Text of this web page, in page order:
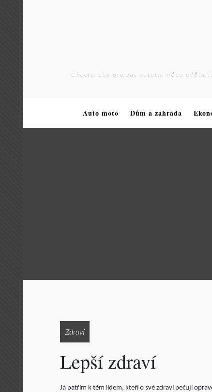
Chcete, aby pro vás ostatní něco
Auto moto Dům a zahrada
Zdraví
Lepší zdraví
Já patřím k těm lidem, kteří o své zdraví pečují